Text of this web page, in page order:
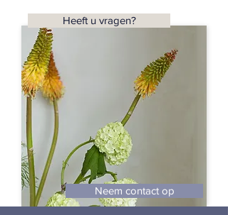
Neem contact op
Heeft u vragen?